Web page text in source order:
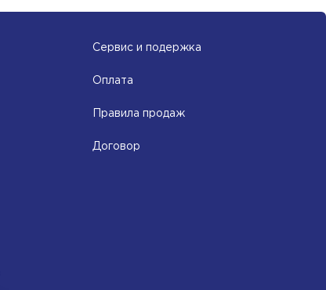
Сервис и подержка
Оплата
Правила продаж
Договор